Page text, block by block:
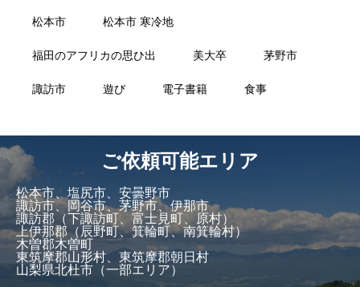
松本市 松本市 寒冷地
福田のアフリカの思ひ出 美大卒 茅野市
諏訪市 遊び 電子書籍 食事
ご依頼可能エリア
松本市、塩尻市、安曇野市
諏訪市、岡谷市、茅野市、伊那市
諏訪郡（下諏訪町、富士見町、原村）
上伊那郡（辰野町、箕輪町、南箕輪村）
木曽郡木曽町
東筑摩郡山形村、東筑摩郡朝日村
山梨県北杜市（一部エリア）